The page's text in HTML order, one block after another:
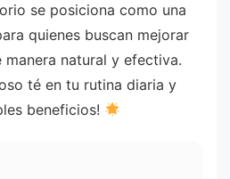
se posiciona como una
quienes buscan mejorar
natural y efectiva.
té en tu rutina diaria y
beneficios!